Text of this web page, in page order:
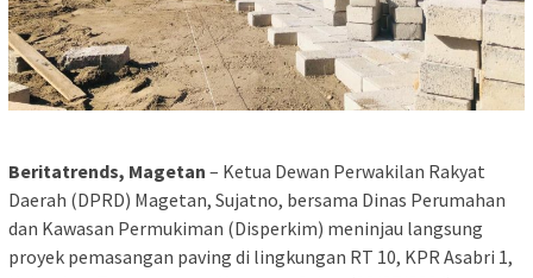
Beritatrends, Magetan – Ketua Dewan Perwakilan Rakyat
Daerah (DPRD) Magetan, Sujatno, bersama Dinas Perumahan
dan Kawasan Permukiman (Disperkim) meninjau langsung
proyek pemasangan paving di lingkungan RT 10, KPR Asabri 1,